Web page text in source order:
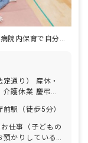
子どもの「やってみたい」を育む、病院内保育で自分らしく輝こう
通り） 産休・
護休業 慶弔休
駅（徒歩5分）
仕事（子どもの
かりしている子